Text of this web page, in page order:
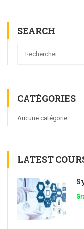
SEARCH
CATÉGORIES
Aucune catégorie
LATEST